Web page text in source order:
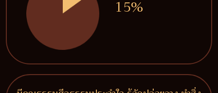
15%